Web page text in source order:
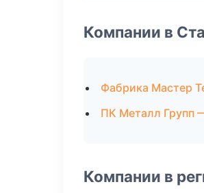
Компании в
Фабрика Мастер
ПК Металл Групп
Компании в